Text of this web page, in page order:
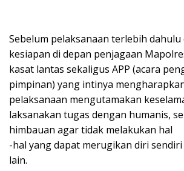
Sebelum pelaksanaan terlebih
kesiapan di depan penjagaan
kasat lantas sekaligus APP (acara
pimpinan) yang intinya
pelaksanaan mengutamakan
laksanakan tugas dengan humanis,
himbauan agar tidak melakukan hal
-hal yang dapat merugikan diri
lain.